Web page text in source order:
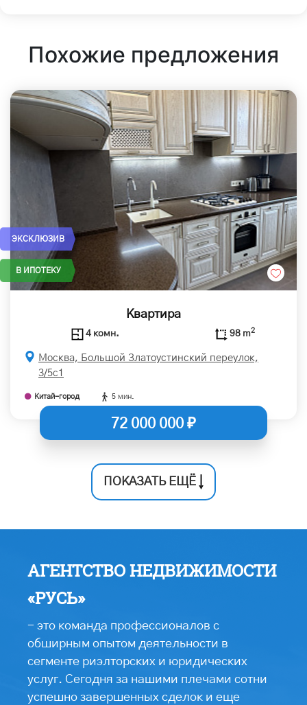
Похожие предложения
ЭКСКЛЮЗИВ
В ИПОТЕКУ
Квартира
4 комн. 98 m2
Москва, Большой Златоустинский переулок,
3/5с1
Китай-город 5 мин.
72 000 000 ₽
ПОКАЗАТЬ ЕЩЁ
АГЕНТСТВО НЕДВИЖИМОСТИ
«РУСЬ»
- это команда профессионалов с
обширным опытом деятельности в
сегменте риэлторских и юридических
услуг. Сегодня за нашими плечами сотни
успешно завершенных сделок и еще